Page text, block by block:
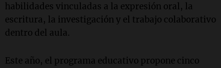
habilidades vinculadas a la expresión oral, la
escritura, la investigación y el trabajo colaborativo
dentro del aula.
Este año, el programa educativo propone cinco